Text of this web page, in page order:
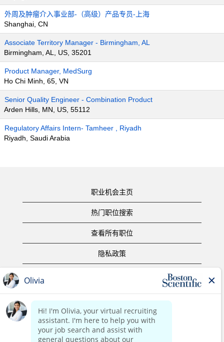
外周及肿瘤介入事业部-（高级）产品专员-上海
Shanghai, CN
Associate Territory Manager - Birmingham, AL
Birmingham, AL, US, 35201
Product Manager, MedSurg
Ho Chi Minh, 65, VN
Senior Quality Engineer - Combination Product
Arden Hills, MN, US, 55112
Regulatory Affairs Intern- Tamheer , Riyadh
Riyadh, Saudi Arabia
职业机会主页
热门职位搜索
查看所有职位
隐私政策
版权声明
联系我们
公司主页